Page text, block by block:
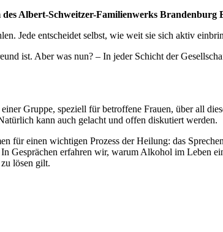
Albert-Schweitzer-Familienwerks Brandenburg
Jede entscheidet selbst, wie weit sie sich aktiv
ist. Aber was nun? – In jeder Schicht der
Gruppe, speziell für betroffene Frauen, über all
kann auch gelacht und offen diskutiert werden.
für einen wichtigen Prozess der Heilung: das
Gesprächen erfahren wir, warum Alkohol im Leben
lösen gilt.